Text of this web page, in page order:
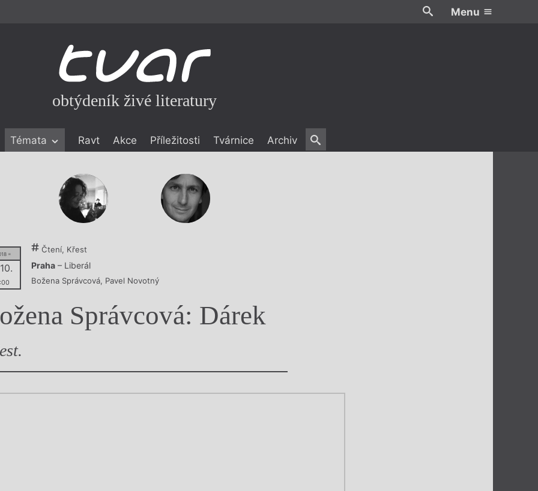
Menu
obtýdeník živé literatury
Témata Ravt Akce Příležitosti Tvárnice Archiv
= Čtení, Křest
Praha – Liberál
Božena Správcová, Pavel Novotný
Správcová: Dárek